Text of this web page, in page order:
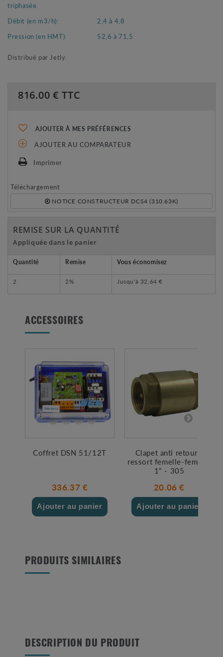
triphasée.
Débit (en m3/h):
2,4 à 4,8
Pression (en HMT):
52,6 à 71,5
Distribué par Jetly.
816.00 € TTC
AJOUTER À MES PRÉFÉRENCES
AJOUTER AU COMPARATEUR
Imprimer
Téléchargement
NOTICE CONSTRUCTEUR DCS4 (310.63K)
REMISE SUR LA QUANTITÉ
Appliquée dans le panier
Quantité Remise Vous économisez
2 2% Jusqu'à 32,64 €
ACCESSOIRES
Coffret DSN 51/12T
336.37 €
Ajouter au panier
Clapet anti retour à
ressort femelle-femelle
1" - 305
20.06 €
Ajouter au panier
PRODUITS SIMILAIRES
DESCRIPTION DU PRODUIT